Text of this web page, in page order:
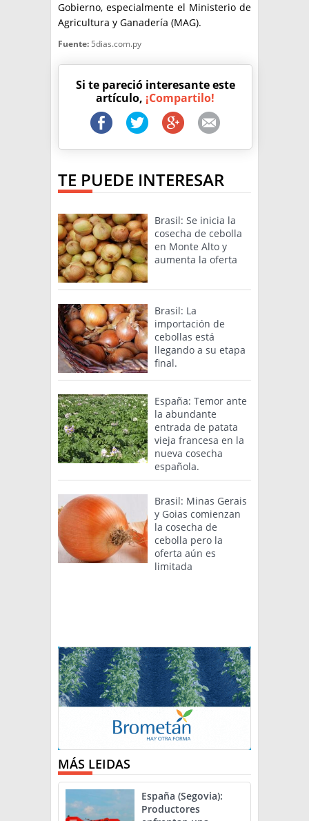
Gobierno, especialmente el Ministerio de
Agricultura y Ganadería (MAG).
Fuente: 5dias.com.py
Si te pareció interesante este
artículo, ¡Compartilo!
TE PUEDE INTERESAR
Brasil: Se inicia la
cosecha de cebolla
en Monte Alto y
aumenta la oferta
Brasil: La
importación de
cebollas está
llegando a su etapa
final.
España: Temor ante
la abundante
entrada de patata
vieja francesa en la
nueva cosecha
española.
Brasil: Minas Gerais
y Goias comienzan
la cosecha de
cebolla pero la
oferta aún es
limitada
MÁS LEIDAS
España (Segovia):
Productores